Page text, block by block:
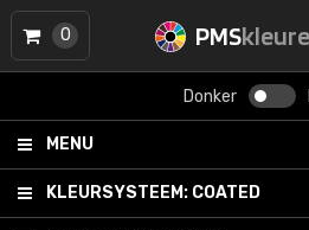
PMS
Donker
MENU
KLEURSYSTEEM: COATED
0